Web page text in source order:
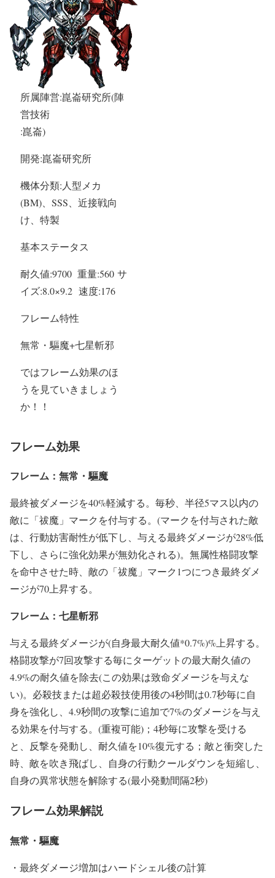
所属陣営:崑崙研究所(陣
営技術
:崑崙)
開発:崑崙研究所
機体分類:人型メカ
(BM)、SSS、近接戦向
け、特製
基本ステータス
耐久値:9700 重量:560 サ
イズ:8.0×9.2 速度:176
フレーム特性
無常・驅魔+七星斬邪
ではフレーム効果のほ
うを見ていきましょう
か！！
フレーム効果
フレーム：無常・驅魔
最終被ダメージを40%軽減する。毎秒、半径5マス以内の
敵に「祓魔」マークを付与する。(マークを付与された敵
は、行動妨害耐性が低下し、与える最終ダメージが28%低
下し、さらに強化効果が無効化される)。無属性格闘攻撃
を命中させた時、敵の「祓魔」マーク1つにつき最終ダメ
ージが70上昇する。
フレーム：七星斬邪
与える最終ダメージが(自身最大耐久値*0.7%)%上昇する。
格闘攻撃が7回攻撃する毎にターゲットの最大耐久値の
4.9%の耐久値を除去(この効果は致命ダメージを与えな
い)。必殺技または超必殺技使用後の4秒間は0.7秒毎に自
身を強化し、4.9秒間の攻撃に追加で7%のダメージを与え
る効果を付与する。(重複可能)；4秒毎に攻撃を受ける
と、反撃を発動し、耐久値を10%復元する；敵と衝突した
時、敵を吹き飛ばし、自身の行動クールダウンを短縮し、
自身の異常状態を解除する(最小発動間隔2秒)
フレーム効果解説
無常・驅魔
・最終ダメージ増加はハードシェル後の計算